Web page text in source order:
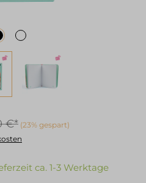
€* (23% gespart)
ca. 1-3 Werktage